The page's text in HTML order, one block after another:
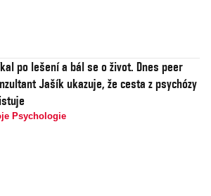
po lešení a bál se o život. Dnes peer
Jašík ukazuje, že cesta z psychózy
Psychologie